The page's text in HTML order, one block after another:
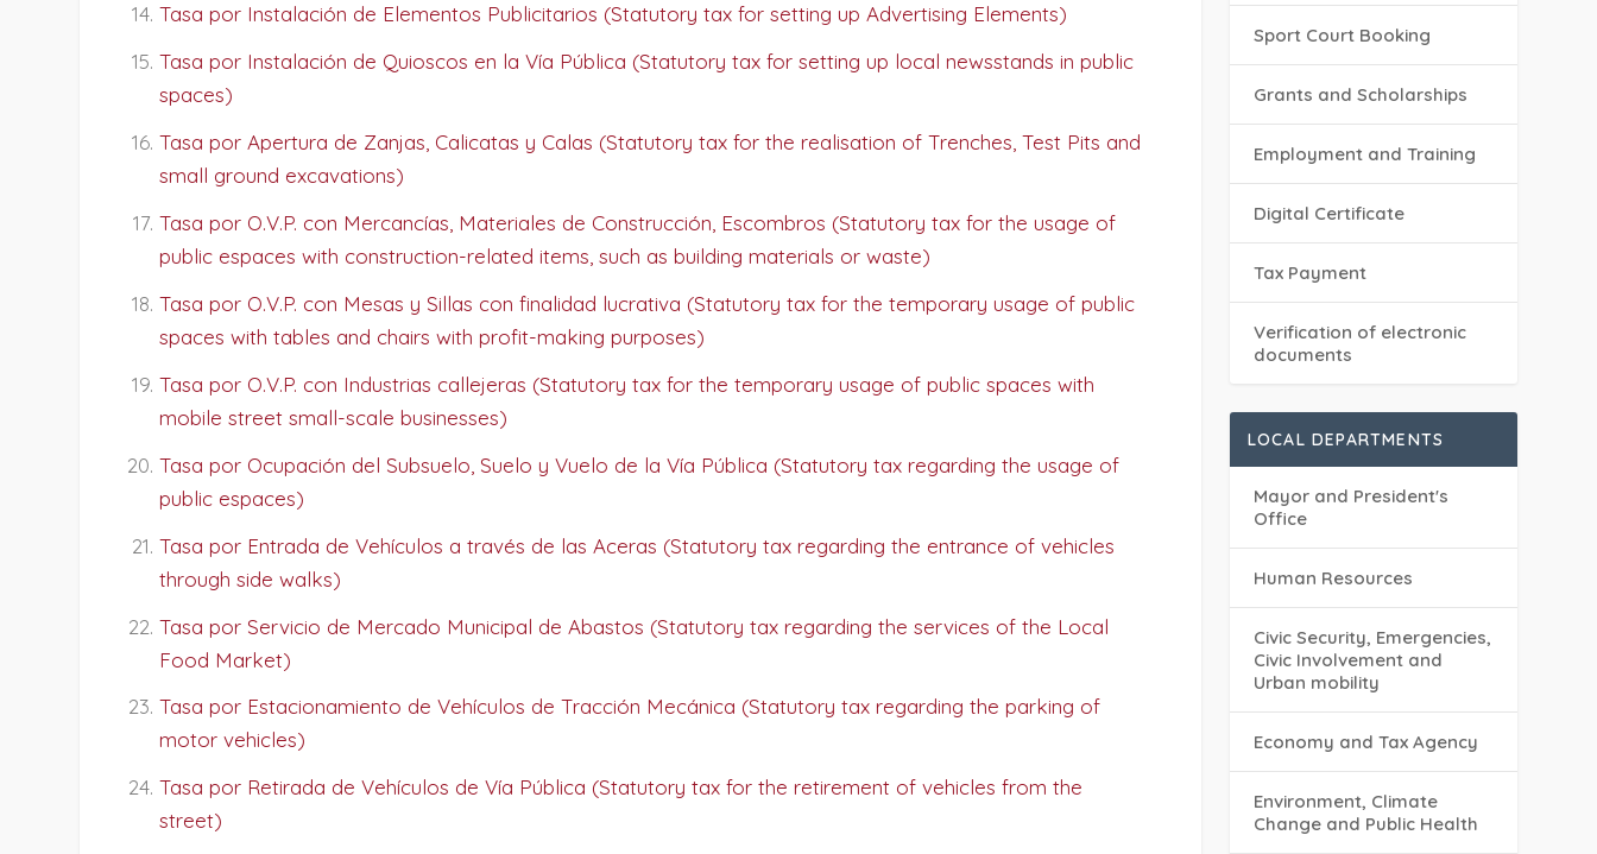
Tasa por Instalación de Elementos Publicitarios (Statutory tax for setting up Advertising Elements)
Tasa por Instalación de Quioscos en la Vía Pública (Statutory tax for setting up local newsstands in public
spaces)
Tasa por Apertura de Zanjas, Calicatas y Calas (Statutory tax for the realisation of Trenches, Test Pits and
small ground excavations)
Tasa por O.V.P. con Mercancías, Materiales de Construcción, Escombros (Statutory tax for the usage of
public espaces with construction-related items, such as building materials or waste)
Tasa por O.V.P. con Mesas y Sillas con finalidad lucrativa (Statutory tax for the temporary usage of public
spaces with tables and chairs with profit-making purposes)
Tasa por O.V.P. con Industrias callejeras (Statutory tax for the temporary usage of public spaces with
mobile street small-scale businesses)
Tasa por Ocupación del Subsuelo, Suelo y Vuelo de la Vía Pública (Statutory tax regarding the usage of
public espaces)
Tasa por Entrada de Vehículos a través de las Aceras (Statutory tax regarding the entrance of vehicles
through side walks)
Tasa por Servicio de Mercado Municipal de Abastos (Statutory tax regarding the services of the Local
Food Market)
Tasa por Estacionamiento de Vehículos de Tracción Mecánica (Statutory tax regarding the parking of
motor vehicles)
Tasa por Retirada de Vehículos de Vía Pública (Statutory tax for the retirement of vehicles from the
street)
Sport Court Booking
Grants and Scholarships
Employment and Training
Digital Certificate
Tax Payment
Verification of electronic
documents
LOCAL DEPARTMENTS
Mayor and President's
Office
Human Resources
Civic Security, Emergencies,
Civic Involvement and
Urban mobility
Economy and Tax Agency
Environment, Climate
Change and Public Health